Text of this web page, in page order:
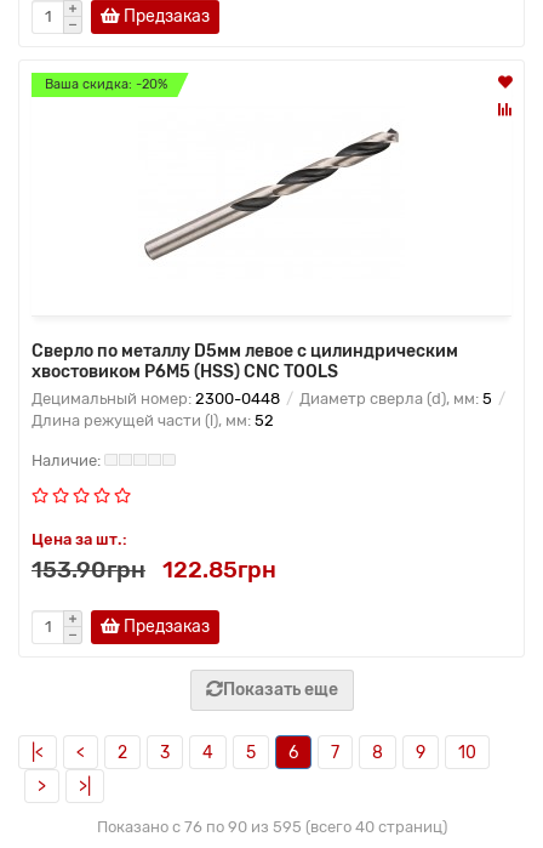
Предзаказ
Ваша скидка: -20%
Сверло по металлу D5мм левое с цилиндрическим
хвостовиком Р6М5 (HSS) CNC TOOLS
Децимальный номер: 2300-0448 Диаметр сверла (d), мм: 5
Длина режущей части (l), мм: 52
Цена за шт.:
153.90грн 122.85грн
Предзаказ
Показать еще
|< < 2 3 4 5 6 7 8 9
10
>
>|
Показано с 76 по 90 из 595 (всего 40 страниц)